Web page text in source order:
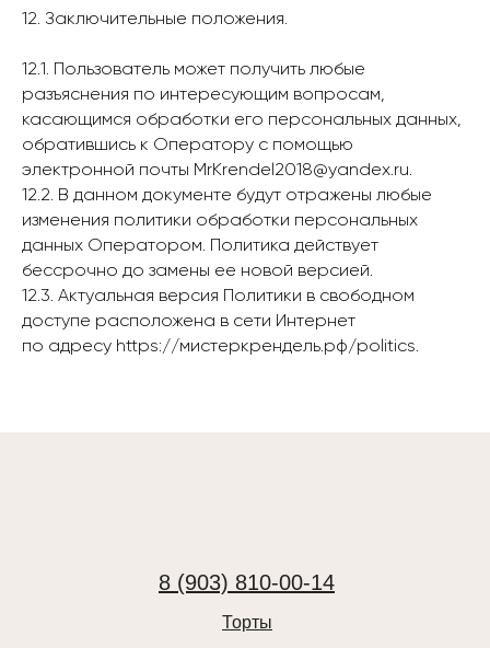
12. Заключительные положения.
12.1. Пользователь может получить любые
разъяснения по интересующим вопросам,
касающимся обработки его персональных данных,
обратившись к Оператору с помощью
электронной почты MrKrendel2018@yandex.ru.
12.2. В данном документе будут отражены любые
изменения политики обработки персональных
данных Оператором. Политика действует
бессрочно до замены ее новой версией.
12.3. Актуальная версия Политики в свободном
доступе расположена в сети Интернет
по адресу https://мистеркрендель.рф/politics.
Торты
8 (903) 810-00-14